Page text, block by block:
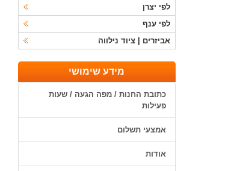
לפי יצרן
לפי ענף
אביזרים | ציוד נילווה
מידע שימושי
כתובת החנות / מפה הגעה / שעות
פעילות
אמצעי תשלום
אודות